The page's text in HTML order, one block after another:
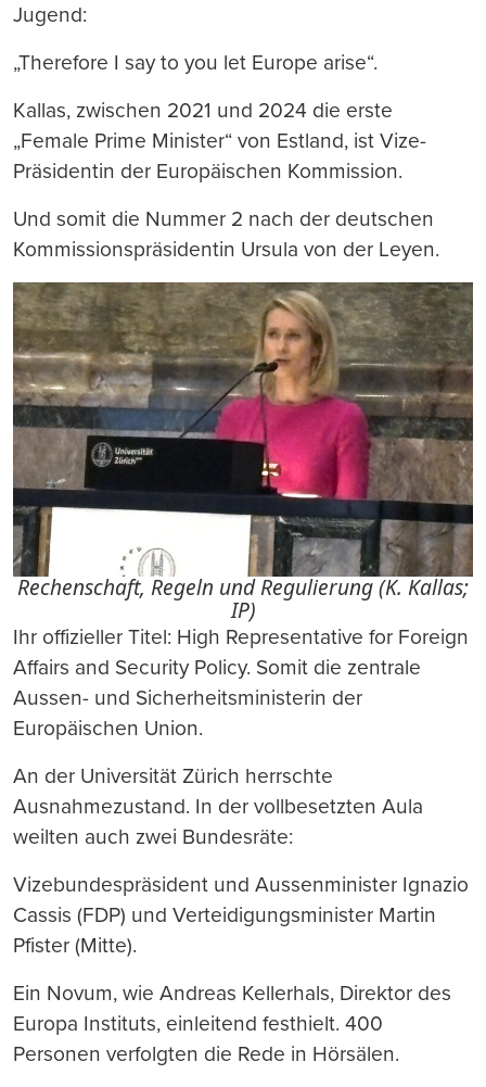
Jugend:
„Therefore I say to you let Europe arise“.
Kallas, zwischen 2021 und 2024 die erste
„Female Prime Minister“ von Estland, ist Vize-
Präsidentin der Europäischen Kommission.
Und somit die Nummer 2 nach der deutschen
Kommissionspräsidentin Ursula von der Leyen.
Rechenschaft, Regeln und Regulierung (K. Kallas;
IP)
Ihr offizieller Titel: High Representative for Foreign
Affairs and Security Policy. Somit die zentrale
Aussen- und Sicherheitsministerin der
Europäischen Union.
An der Universität Zürich herrschte
Ausnahmezustand. In der vollbesetzten Aula
weilten auch zwei Bundesräte:
Vizebundespräsident und Aussenminister Ignazio
Cassis (FDP) und Verteidigungsminister Martin
Pfister (Mitte).
Ein Novum, wie Andreas Kellerhals, Direktor des
Europa Instituts, einleitend festhielt. 400
Personen verfolgten die Rede in Hörsälen.